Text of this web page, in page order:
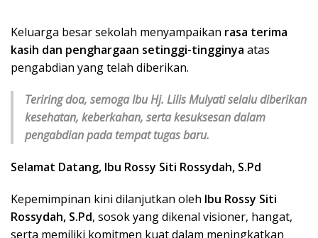
Keluarga besar sekolah menyampaikan rasa terima
kasih dan penghargaan setinggi-tingginya atas
pengabdian yang telah diberikan.
Teriring doa, semoga Ibu Hj. Lilis Mulyati selalu diberikan
kesehatan, keberkahan, serta kesuksesan dalam
pengabdian pada tempat tugas baru.
Selamat Datang, Ibu Rossy Siti Rossydah, S.Pd
Kepemimpinan kini dilanjutkan oleh Ibu Rossy Siti
Rossydah, S.Pd, sosok yang dikenal visioner, hangat,
serta memiliki komitmen kuat dalam meningkatkan